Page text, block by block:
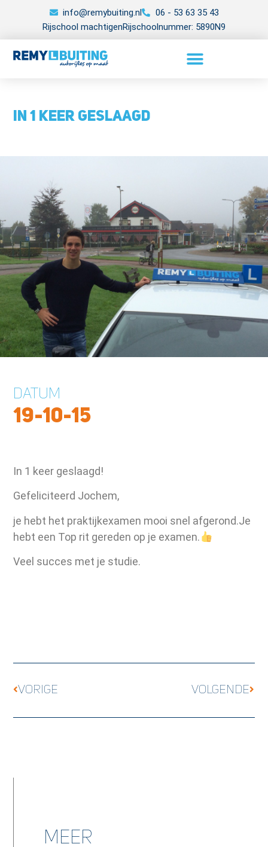
info@remybuiting.nl
06 - 53 63 35 43
Rijschool machtigenRijschoolnummer: 5890N9
In 1 keer geslaagd
DATUM
19-10-15
In 1 keer geslaagd!
Gefeliciteerd Jochem,
je hebt het praktijkexamen mooi snel afgerond.Je
hebt een Top rit gereden op je examen.
Veel succes met je studie.
VORIGE VOLGENDE
Meer